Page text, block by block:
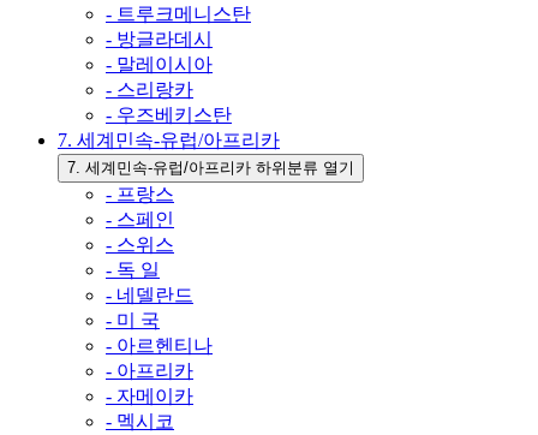
- 트루크메니스탄
- 방글라데시
- 말레이시아
- 스리랑카
- 우즈베키스탄
7. 세계민속-유럽/아프리카
7. 세계민속-유럽/아프리카 하위분류 열기
- 프랑스
- 스페인
- 스위스
- 독 일
- 네델란드
- 미 국
- 아르헨티나
- 아프리카
- 자메이카
- 멕시코